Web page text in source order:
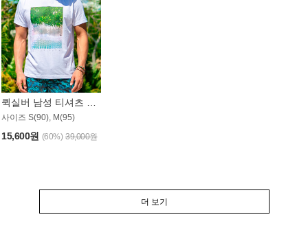
퀵실버 남성 티셔츠 MST357WQS
사이즈 S(90), M(95)
15,600원 (60%) 39,000원
더 보기